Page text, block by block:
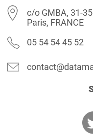
c/o GMBA, 31-
Paris, FRANCE
05 54 54 45 52